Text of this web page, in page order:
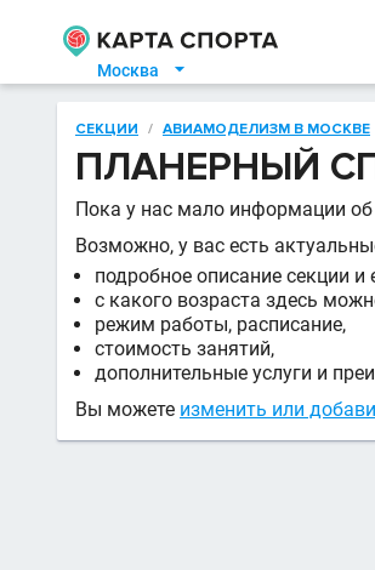
Москва 
СЕКЦИИ / АВИАМОДЕЛИЗМ В МОСКВЕ
ПЛАНЕРНЫЙ
Пока у нас мало информации об
Возможно, у вас есть
подробное описание секции и
с какого возраста здесь
режим работы, расписание,
стоимость занятий,
дополнительные услуги и
Вы можете изменить или